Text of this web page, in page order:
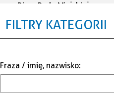
Biuro Rady Miejskiej
Referat Podatkowy
Referat Administracji i
FILTRY KATEGORII
Fraza / imię, nazwisko: